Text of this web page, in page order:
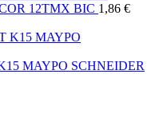
12ΤΜΧ BIC 1,86 €
ΜΑΥΡΟ SCHNEIDER